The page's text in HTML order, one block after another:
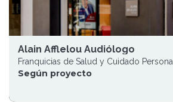
Alain Afflelou Audiólogo
Franquicias de Salud y Cuidado Personal
Según proyecto